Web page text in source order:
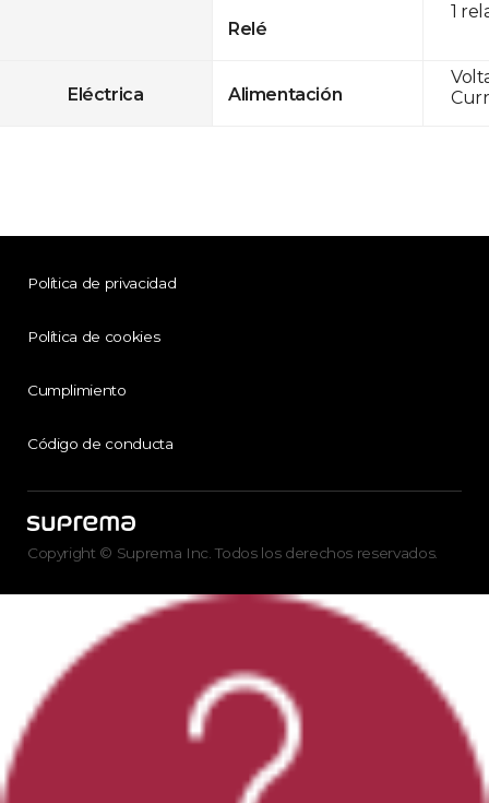
Relé
Eléctrica Alimentación
1
Política de privacidad
Política de cookies
Cumplimiento
Código de conducta
Copyright © Suprema Inc. Todos los derechos reservados.